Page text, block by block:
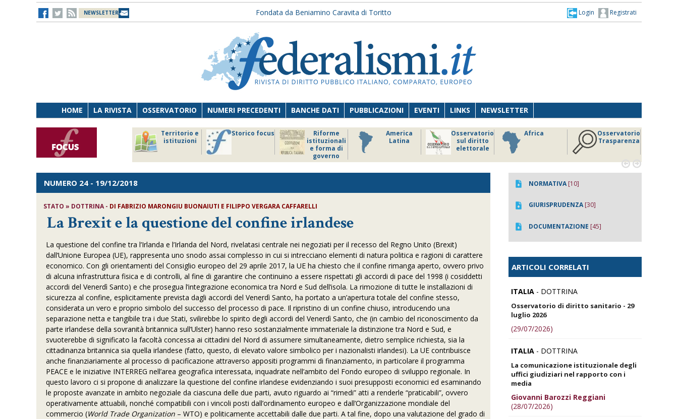
NEWSLETTER Fondata da Beniamino Caravita di Toritto Registrati
Login
HOME LA RIVISTA OSSERVATORIO NUMERI PRECEDENTI BANCHE DATI PUBBLICAZIONI EVENTI LINKS NEWSLETTER
Territorio e
istituzioni
Storico focus
Riforme
istituzionali
e forma di
governo
America
Latina
Osservatorio
sul diritto
elettorale
Africa
Osservatorio
Trasparenza
 
NUMERO 24 - 19/12/2018
STATO » DOTTRINA - DI FABRIZIO MARONGIU BUONAIUTI E FILIPPO VERGARA CAFFARELLI
La Brexit e la questione del confine irlandese
La questione del confine tra l’Irlanda e l’Irlanda del Nord, rivelatasi centrale nei negoziati per il recesso del Regno Unito (Brexit)
dall’Unione Europea (UE), rappresenta uno snodo assai complesso in cui si intrecciano elementi di natura politica e ragioni di carattere
economico. Con gli orientamenti del Consiglio europeo del 29 aprile 2017, la UE ha chiesto che il confine rimanga aperto, ovvero privo
di alcuna infrastruttura fisica e di controlli, al fine di garantire che continuino a essere rispettati gli accordi di pace del 1998 (i cosiddetti
accordi del Venerdì Santo) e che prosegua l’integrazione economica tra Nord e Sud dell’isola. La rimozione di tutte le installazioni di
sicurezza al confine, esplicitamente prevista dagli accordi del Venerdì Santo, ha portato a un’apertura totale del confine stesso,
considerata un vero e proprio simbolo del successo del processo di pace. Il ripristino di un confine chiuso, introducendo una
separazione netta e tangibile tra i due Stati, svilirebbe lo spirito degli accordi del Venerdì Santo, che (in cambio del riconoscimento da
parte irlandese della sovranità britannica sull’Ulster) hanno reso sostanzialmente immateriale la distinzione tra Nord e Sud, e
svuoterebbe di significato la facoltà concessa ai cittadini del Nord di assumere simultaneamente, dietro semplice richiesta, sia la
cittadinanza britannica sia quella irlandese (fatto, questo, di elevato valore simbolico per i nazionalisti irlandesi). La UE contribuisce
anche finanziariamente al processo di pacificazione attraverso appositi programmi di finanziamento, in particolare il programma
PEACE e le iniziative INTERREG nell’area geografica interessata, inquadrate nell’ambito del Fondo europeo di sviluppo regionale. In
questo lavoro ci si propone di analizzare la questione del confine irlandese evidenziando i suoi presupposti economici ed esaminando
le proposte avanzate in ambito negoziale da ciascuna delle due parti, avuto riguardo ai “rimedi” atti a renderle “praticabili”, ovvero
operativamente attuabili, nonché compatibili con i vincoli posti dall’ordinamento europeo e dall’Organizzazione mondiale del
commercio (World Trade Organization – WTO) e politicamente accettabili dalle due parti. A tal fine, dopo una valutazione del grado di
NORMATIVA[10]
GIURISPRUDENZA[30]
DOCUMENTAZIONE [45]
ARTICOLI CORRELATI
ITALIA - DOTTRINA
Osservatorio di diritto sanitario - 29
luglio 2026
(29/07/2026)
ITALIA - DOTTRINA
La comunicazione istituzionale degli
uffici giudiziari nel rapporto con i
media
Giovanni Barozzi Reggiani
(28/07/2026)